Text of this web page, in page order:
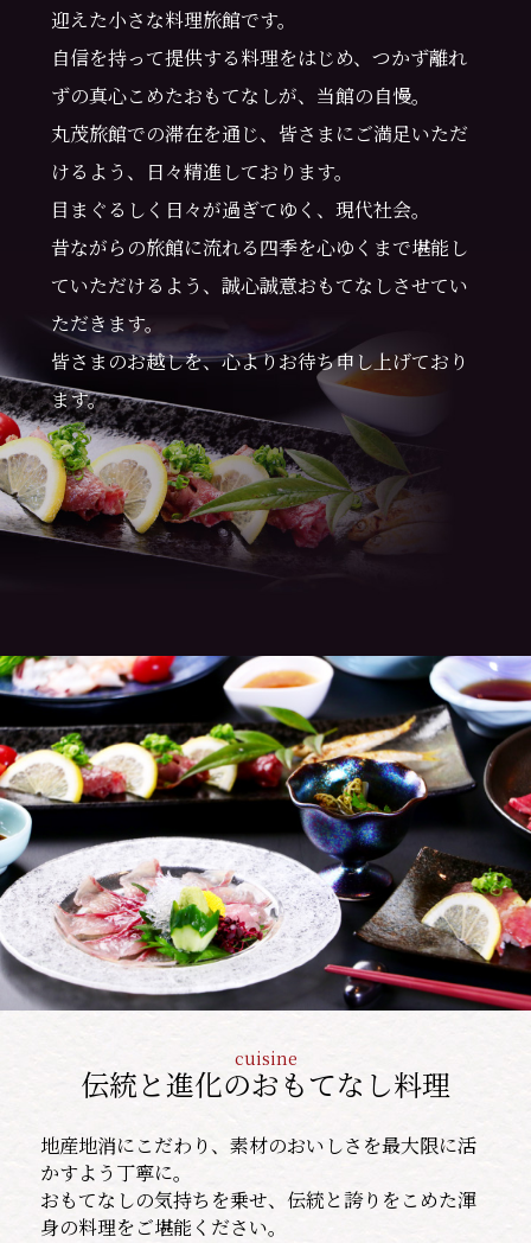
迎えた小さな料理旅館です。
自信を持って提供する料理をはじめ、つかず離れ
ずの真心こめたおもてなしが、当館の自慢。
丸茂旅館での滞在を通じ、皆さまにご満足いただ
けるよう、日々精進しております。
目まぐるしく日々が過ぎてゆく、現代社会。
昔ながらの旅館に流れる四季を心ゆくまで堪能し
ていただけるよう、誠心誠意おもてなしさせてい
ただきます。
皆さまのお越しを、心よりお待ち申し上げており
ます。
cuisine
伝統と進化のおもてなし料理
地産地消にこだわり、素材のおいしさを最大限に活
かすよう丁寧に。
おもてなしの気持ちを乗せ、伝統と誇りをこめた渾
身の料理をご堪能ください。